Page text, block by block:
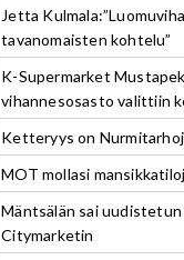
Jetta
tavanomaisten kohtelu”
K-Supermarket
vihannesosasto valittiin
Ketteryys on
MOT mollasi
Mäntsälän sai uudistetun
Citymarketin